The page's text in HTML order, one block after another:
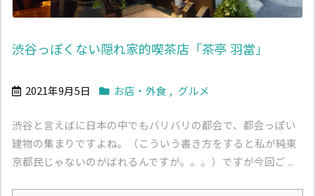
渋谷っぽくない隠れ家的喫茶店「茶亭 羽當」
2021年9月5日 お店・外食 , グルメ
渋谷と言えばに日本の中でもバリバリの都会で、都会っぽい
建物の集まりですよね。（こういう書き方をすると私が純東
京都民じゃないのがばれるんですが。。。）ですが今回ご ...